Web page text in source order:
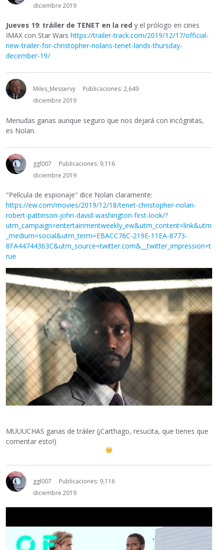
diciembre 2019
Jueves 19: tráiler de TENET en la red y el prólogo en cines
IMAX con Star Wars https://trailer-track.com/2019/12/17/official-
new-trailer-for-christopher-nolans-tenet-lands-thursday-
december-19/
Miles_Messervy
Publicaciones: 2,649
diciembre 2019
Menudas ganas aunque seguro que nos dejará con incógnitas,
es Nolan.
ggl007
Publicaciones: 9,116
diciembre 2019
"Película de espionaje" dice Nolan claramente:
https://ew.com/movies/2019/12/18/tenet-christopher-nolan-
robert-pattinson-john-david-washington-first-look/?
utm_campaign=entertainmentweekly_ew&utm_content=link&utm
_medium=social&utm_term=EBACC76C-219E-11EA-8773-
8FA44744363C&utm_source=twitter.com&__twitter_impression=t
rue
MUUUCHAS ganas de tráiler (¡Carthago, resucita, que tienes que
comentar esto!)
ggl007
Publicaciones: 9,116
diciembre 2019